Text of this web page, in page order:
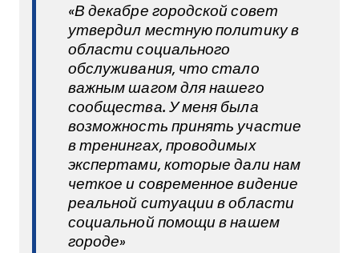
«В декабре городской совет
утвердил местную политику в
области социального
обслуживания, что стало
важным шагом для нашего
сообщества. У меня была
возможность принять участие
в тренингах, проводимых
экспертами, которые дали нам
четкое и современное видение
реальной ситуации в области
социальной помощи в нашем
городе»